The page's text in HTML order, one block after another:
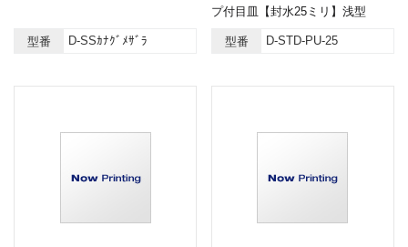
型番 D-SSｶﾅｸﾞﾒｻﾞﾗ
プ付目皿【封水25ミリ】浅型
型番 D-STD-PU-25